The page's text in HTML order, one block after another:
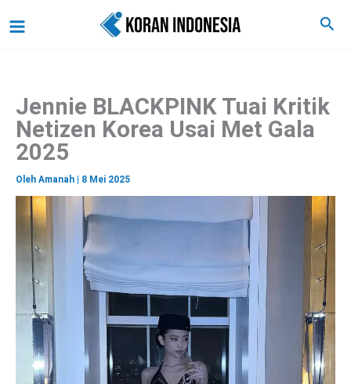
ke
Cari
Jennie BLACKPINK Tuai Kritik
Netizen Korea Usai Met Gala
2025
Oleh Amanah 8 Mei 2025
a